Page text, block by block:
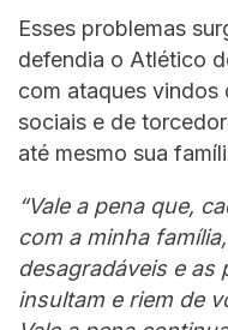
Esses problemas
defendia o Atlético
com ataques vindos
sociais e de
até mesmo sua
“Vale a pena que,
com a minha
desagradáveis e as
insultam e riem de